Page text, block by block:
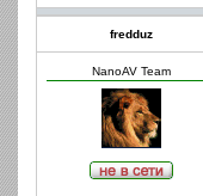
fredduz
NanoAV Team